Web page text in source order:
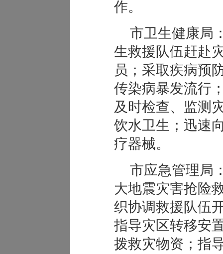
作。
市卫生健康局
生救援队伍赶赴
员；采取疾病预
传染病暴发流行
及时检查、监测
饮水卫生；迅速
疗器械。
市应急管理局
大地震灾害抢险
织协调救援队伍
指导灾区转移安
拨救灾物资；指